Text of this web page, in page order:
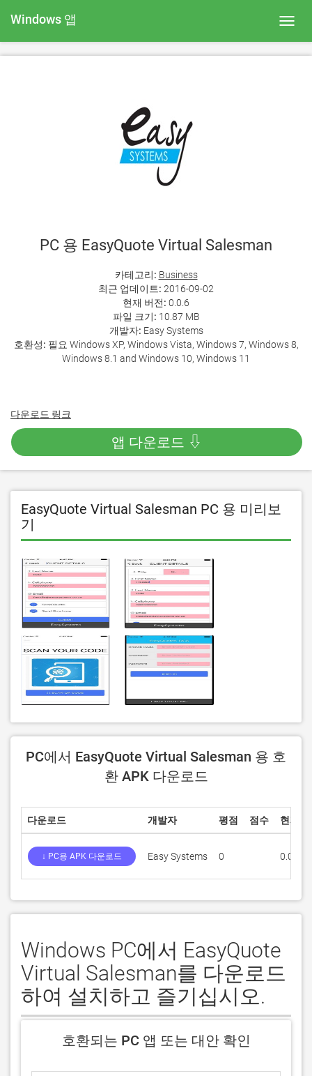
Windows 앱
PC 용 EasyQuote Virtual Salesman
카테고리: Business
최근 업데이트: 2016-09-02
현재 버전: 0.0.6
파일 크기: 10.87 MB
개발자: Easy Systems
호환성: 필요 Windows XP, Windows Vista, Windows 7, Windows 8,
Windows 8.1 and Windows 10, Windows 11
다운로드 링크
앱 다운로드 ⇩
EasyQuote Virtual Salesman PC 용 미리보
기
PC에서 EasyQuote Virtual Salesman 용 호
환 APK 다운로드
다운로드 개발자 평점 점수 현재
↓ PC용 APK 다운로드 Easy Systems 0 0.0.6
Windows PC에서 EasyQuote
Virtual Salesman를 다운로드
하여 설치하고 즐기십시오.
호환되는 PC 앱 또는 대안 확인